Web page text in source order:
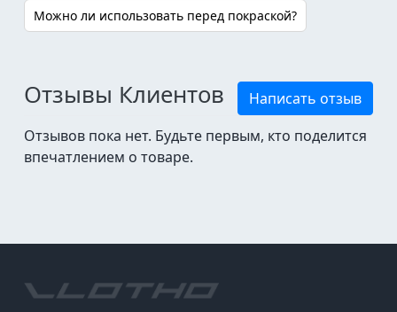
Можно ли использовать перед покраской?
Отзывы Клиентов
Написать отзыв
Отзывов пока нет. Будьте первым, кто поделится
впечатлением о товаре.